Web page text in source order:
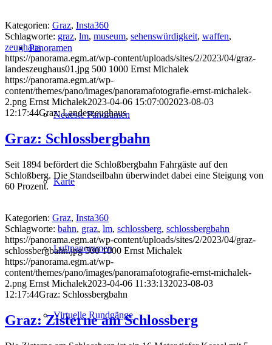
Panoramen
Neueste Panoramen
Karte
Luftpanoramen
Virtuelle Rundgänge
Kategorien: Graz, Insta360
Schlagworte: graz, lm, museum, sehenswürdigkeit, waffen,
zeughaus
https://panorama.egm.at/wp-content/uploads/sites/2/2023/04/graz-
landeszeughaus01.jpg 500 1000 Ernst Michalek
https://panorama.egm.at/wp-
content/themes/pano/images/panoramafotografie-ernst-michalek-
2.png Ernst Michalek2023-04-06 15:07:002023-08-03
12:17:44Graz: Landeszeughaus
Graz: Schlossbergbahn
Seit 1894 befördert die Schloßbergbahn Fahrgäste auf den
Schloßberg. Die Standseilbahn überwindet dabei eine Steigung von
60 Prozent.
Kategorien: Graz, Insta360
Schlagworte: bahn, graz, lm, schlossberg, schlossbergbahn
https://panorama.egm.at/wp-content/uploads/sites/2/2023/04/graz-
schlossbergbahn.jpg 500 1000 Ernst Michalek
https://panorama.egm.at/wp-
content/themes/pano/images/panoramafotografie-ernst-michalek-
2.png Ernst Michalek2023-04-06 11:33:132023-08-03
12:17:44Graz: Schlossbergbahn
Graz: Zisterne am Schlossberg